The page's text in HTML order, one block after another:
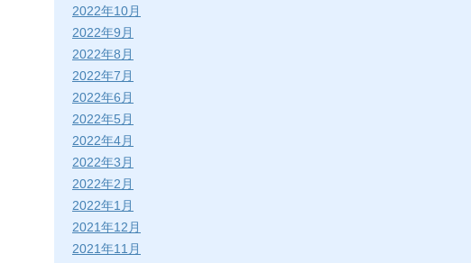
2022年10月
2022年9月
2022年8月
2022年7月
2022年6月
2022年5月
2022年4月
2022年3月
2022年2月
2022年1月
2021年12月
2021年11月